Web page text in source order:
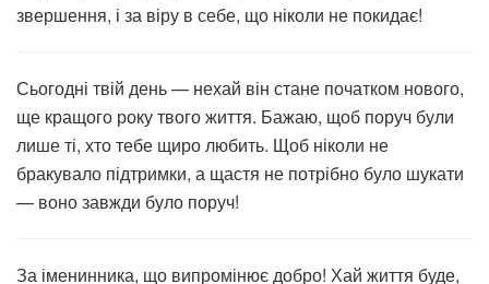
звершення, і за віру в себе, що ніколи не покидає!
Сьогодні твій день — нехай він стане початком нового,
ще кращого року твого життя. Бажаю, щоб поруч були
лише ті, хто тебе щиро любить. Щоб ніколи не
бракувало підтримки, а щастя не потрібно було шукати
— воно завжди було поруч!
За іменинника, що випромінює добро! Хай життя буде,